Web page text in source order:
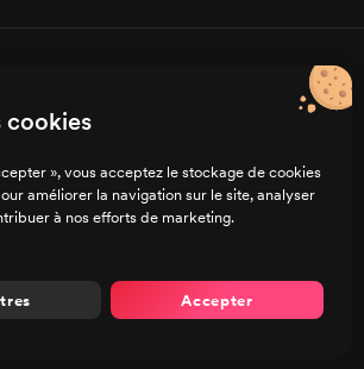
de confidentialité
CGU/CGV
Préférences de cookies
cookies
», vous acceptez le stockage de cookies
améliorer la navigation sur le site, analyser
à nos efforts de marketing.
Accepter